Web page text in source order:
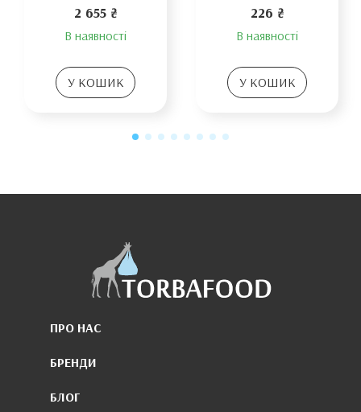
2 655 ₴
В наявності
У КОШИК
226 ₴
В наявності
У КОШИК
ПРО НАС
БРЕНДИ
БЛОГ